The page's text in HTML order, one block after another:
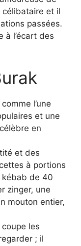
célibataire et il
passées.
à l’écart des
l’une
et une
en
et des
à portions
kébab de 40
zinger, une
mouton entier,
les
; il